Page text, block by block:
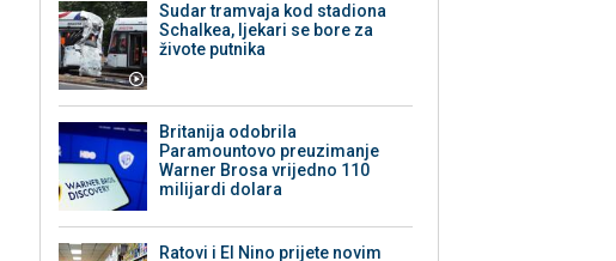
Sudar tramvaja kod stadiona
Schalkea, ljekari se bore za
živote putnika
Britanija odobrila
Paramountovo preuzimanje
Warner Brosa vrijedno 110
milijardi dolara
Ratovi i El Nino prijete novim